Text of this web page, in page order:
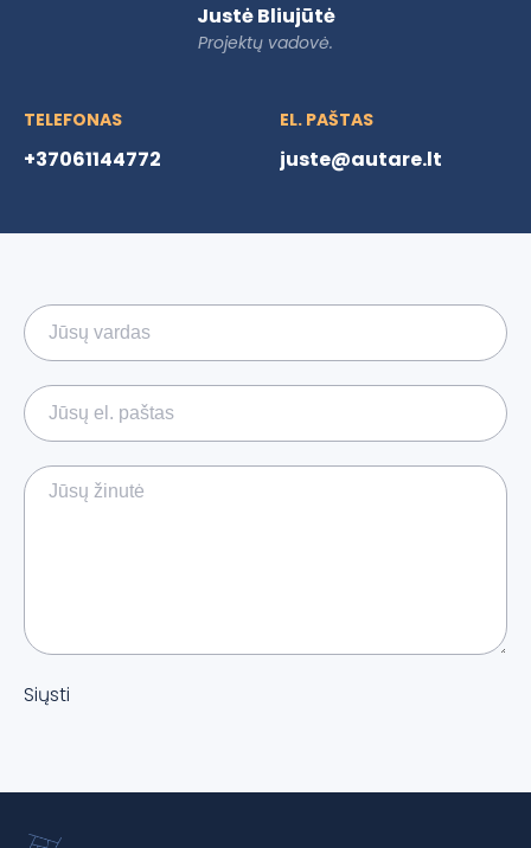
Justė Bliujūtė
Projektų vadovė.
TELEFONAS
+37061144772
EL. PAŠTAS
juste@autare.lt
Siųsti